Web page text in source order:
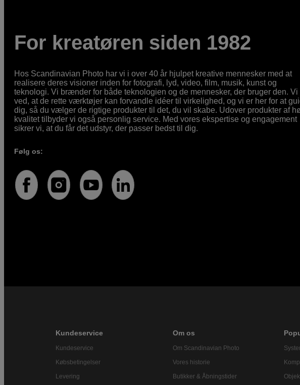
For kreatøren siden 1982
Hos Scandinavian Photo har vi i over 40 år hjulpet kreative mennesker med at
realisere deres visioner inden for fotografi, lyd, video, film, musik, kunst og
teknologi. Vi brænder for både teknologien og de mennesker, der bruger den. Vi
ved, at de rette værktøjer kan forvandle idéer til virkelighed, og vi er her for at
dig, så du vælger de rigtige produkter til det, du vil skabe. Udover produkter af
kvalitet tilbyder vi også personlig service. Med vores ekspertise og engagement
sikrer vi, at du får det udstyr, der passer bedst til dig.
Følg os:
Kundeservice
Kundeservice
Købsbetingelser
Levering
Om os
Om Scandinavian Photo
Vores historie
Butikker & Åbningstider